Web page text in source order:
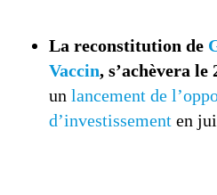
La reconstitution de
Vaccin, s’achèvera le
un lancement de
d’investissement en